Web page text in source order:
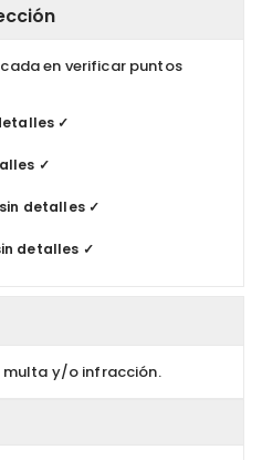
en verificar puntos
✓
✓
detalles ✓
detalles ✓
multa y/o infracción.